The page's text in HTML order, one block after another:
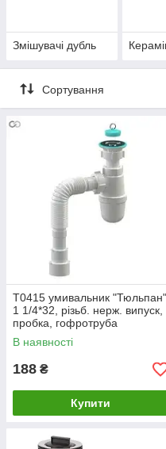
Змішувачі дубль
Сортування
Т0415 умивальник "Тюльпан"
1 1/4*32, різьб. нерж. випуск,
пробка, гофротруба
32*32/40/50{30}
В наявності
188 ₴
Купити